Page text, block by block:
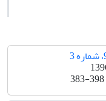
383-398